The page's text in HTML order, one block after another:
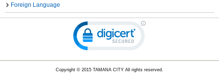
Foreign Language
Copyright © 2015 TAMANA CITY All rights reserved.